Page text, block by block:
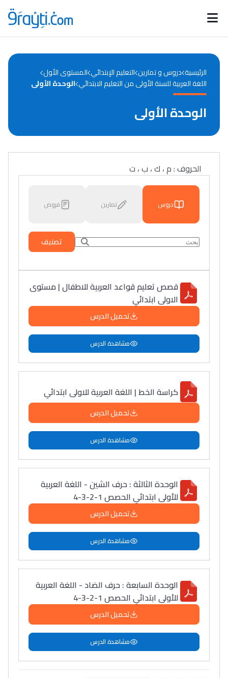
Catégories
d'actualités
Annonces bourses
الرئيسية دروس و تمارين التعليم الإبتدائي المستوى الأول
اللغة العربية للسنة الأولى من التعليم الابتدائي الوحدة الأولى
الوحدة الأولى
الحروف : م ، ك ، ب ، ت
دروس تمارين فروض
تصنيف
قصص تعليم قواعد العربية للاطفال | مستوى
الاولى ابتدائي
تحميل الدرس
مشاهدة الدرس
كراسة الخط | اللغة العربية للاولى ابتدائي
تحميل الدرس
مشاهدة الدرس
الوحدة الثالثة : حرف الشين - اللغة العربية
للأولى ابتدائي الحصص 1-2-3-4
تحميل الدرس
مشاهدة الدرس
الوحدة السابعة : حرف الضاد - اللغة العربية
للأولى ابتدائي الحصص 1-2-3-4
تحميل الدرس
مشاهدة الدرس